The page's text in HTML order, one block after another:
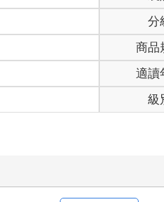
分
商品
適讀
級